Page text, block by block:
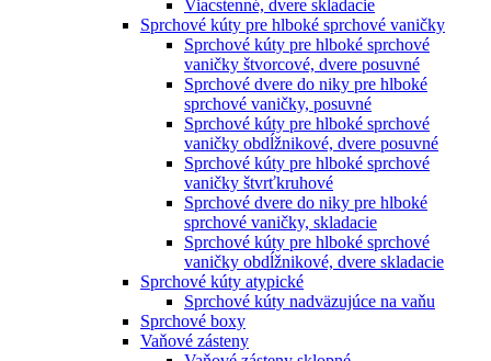
Viacstenné, dvere skladacie
Sprchové kúty pre hlboké sprchové vaničky
Sprchové kúty pre hlboké sprchové
vaničky štvorcové, dvere posuvné
Sprchové dvere do niky pre hlboké
sprchové vaničky, posuvné
Sprchové kúty pre hlboké sprchové
vaničky obdĺžnikové, dvere posuvné
Sprchové kúty pre hlboké sprchové
vaničky štvrťkruhové
Sprchové dvere do niky pre hlboké
sprchové vaničky, skladacie
Sprchové kúty pre hlboké sprchové
vaničky obdĺžnikové, dvere skladacie
Sprchové kúty atypické
Sprchové kúty nadväzujúce na vaňu
Sprchové boxy
Vaňové zásteny